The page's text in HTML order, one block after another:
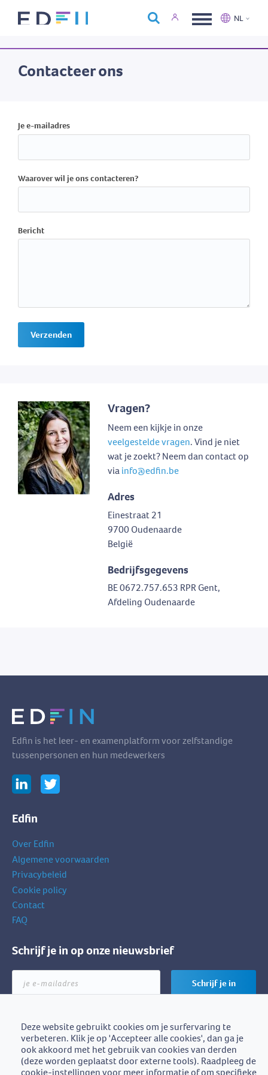
Over Edfin
NL
Contacteer ons
Je e-mailadres
Waarover wil je ons contacteren?
Bericht
Verzenden
Vragen?
Neem een kijkje in onze
veelgestelde vragen. Vind je niet
wat je zoekt? Neem dan contact op
viainfo@edfin.be
Adres
Einestraat 21
9700 Oudenaarde
België
Bedrijfsgegevens
BE 0672.757.653 RPR Gent,
Afdeling Oudenaarde
Edfin is het leer- en examenplatform voor zelfstandige
tussenpersonen en hun medewerkers
Edfin
Over Edfin
Algemene voorwaarden
Privacybeleid
Cookie policy
Contact
FAQ
Schrijf je in op onze nieuwsbrief
mailadres
Schrijf je in
Edfin is een initiatief van
BZB-Fedafin
Deze website gebruikt cookies om je surfervaring te
verbeteren. Klik je op 'Accepteer alle cookies', dan ga je
ook akkoord met het gebruik van cookies van derden
(deze worden geplaatst door externe tools). Raadpleeg de
cookie-instellingen voor meer informatie of om specifieke